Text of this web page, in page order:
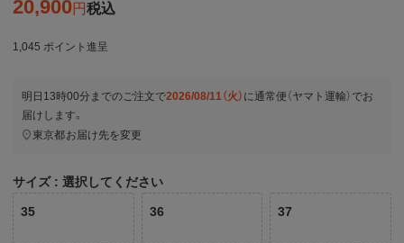
20,900 税込
1,045 ポイント進呈
明日 13時00分 までのご注文で2026/08/11（火） に通常便（ヤマト運輸） でお
届けします。
東京都お届け先を変更
サイズ 選択してください
35 36 37